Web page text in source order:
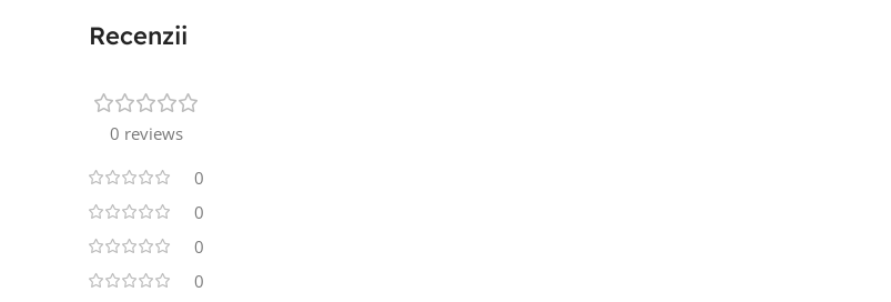
Recenzii
0 reviews
0
0
0
0